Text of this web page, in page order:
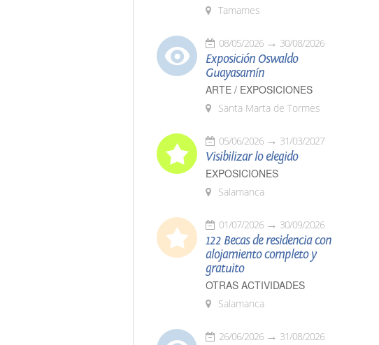
Tamames
08/05/2026 30/08/2026
Exposición Oswaldo
Guayasamín
ARTE / EXPOSICIONES
Santa Marta de Tormes
05/06/2026 31/03/2027
Visibilizar lo elegido
EXPOSICIONES
Salamanca
01/07/2026 30/09/2026
122 Becas de residencia con
alojamiento completo y
gratuito
OTRAS ACTIVIDADES
Salamanca
26/06/2026 31/08/2026